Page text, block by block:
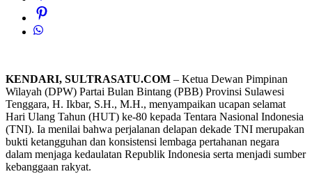
KENDARI, SULTRASATU.COM – Ketua Dewan Pimpinan
Wilayah (DPW) Partai Bulan Bintang (PBB) Provinsi Sulawesi
Tenggara, H. Ikbar, S.H., M.H., menyampaikan ucapan selamat
Hari Ulang Tahun (HUT) ke-80 kepada Tentara Nasional Indonesia
(TNI). Ia menilai bahwa perjalanan delapan dekade TNI merupakan
bukti ketangguhan dan konsistensi lembaga pertahanan negara
dalam menjaga kedaulatan Republik Indonesia serta menjadi sumber
kebanggaan rakyat.